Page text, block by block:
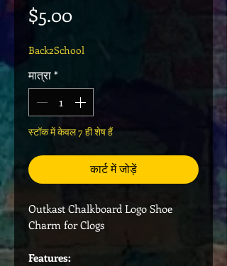
$5.00मूल्य
Back2School
मात्रा*
स्टॉक में केवल 7 ही शेष हैं
कार्ट में जोड़ें
Outkast Chalkboard Logo Shoe
Charm for Clogs
Features: